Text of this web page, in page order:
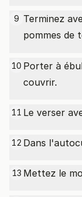
9 Terminez
pommes de
10 Porter à
couvrir.
11 Le verser
12 Dans
13 Mettez le